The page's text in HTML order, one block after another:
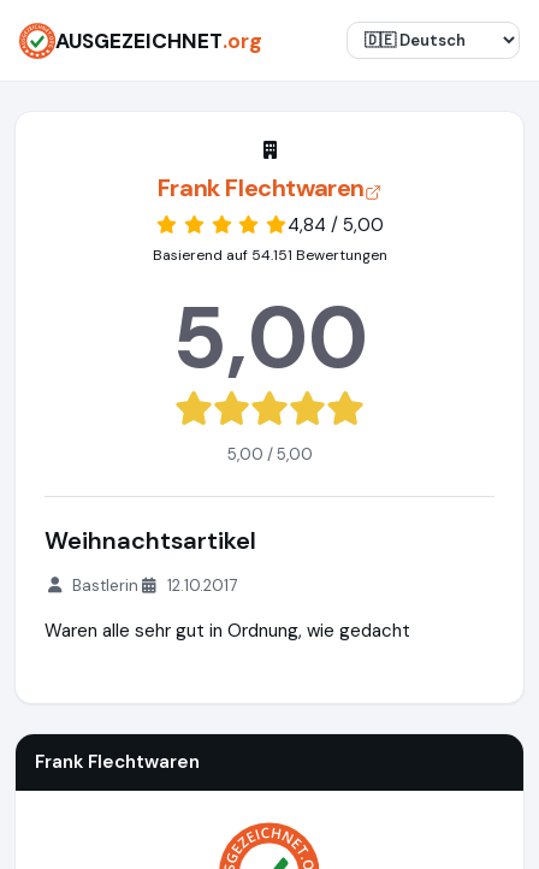
AUSGEZEICHNET.org
Frank Flechtwaren
4,84 / 5,00
Basierend auf 54.151 Bewertungen
5,00
5,00 / 5,00
Weihnachtsartikel
Bastlerin 12.10.2017
Waren alle sehr gut in Ordnung, wie gedacht
Frank Flechtwaren